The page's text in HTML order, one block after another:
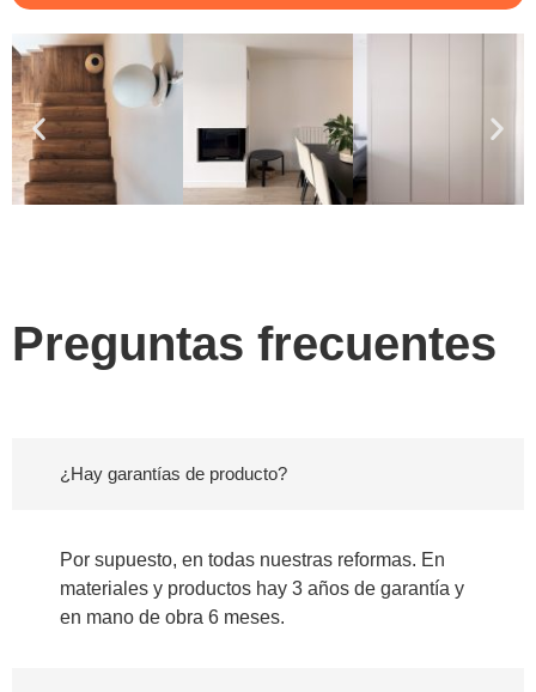
Preguntas frecuentes
¿Hay garantías de producto?
Por supuesto, en todas nuestras reformas. En
materiales y productos hay 3 años de garantía y
en mano de obra 6 meses.